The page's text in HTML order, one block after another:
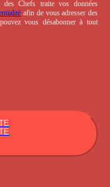
des Chefs traite vos données
afin de vous adresser des
vous désabonner à tout